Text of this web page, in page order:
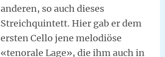
anderen, so auch dieses
Streichquintett. Hier gab er dem
ersten Cello jene melodiöse
«tenorale Lage», die ihm auch in